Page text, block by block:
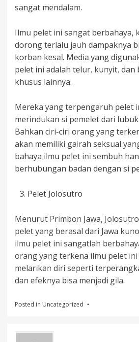
sangat mendalam.
Ilmu pelet ini sangat berbahaya,
dorong terlalu jauh dampaknya
korban kesal. Media yang
pelet ini adalah telur, kunyit, dan
khusus lainnya.
Mereka yang terpengaruh pelet
merindukan si pemelet dari
Bahkan ciri-ciri orang yang
akan memiliki gairah seksual
bahaya ilmu pelet ini sembuh
berhubungan badan dengan si
Pelet Jolosutro
Menurut Primbon Jawa,
pelet yang berasal dari Jawa
ilmu pelet ini sangatlah
orang yang terkena ilmu pelet
melarikan diri seperti
dan efeknya bisa menjadi gila.
Posted in Uncategorized